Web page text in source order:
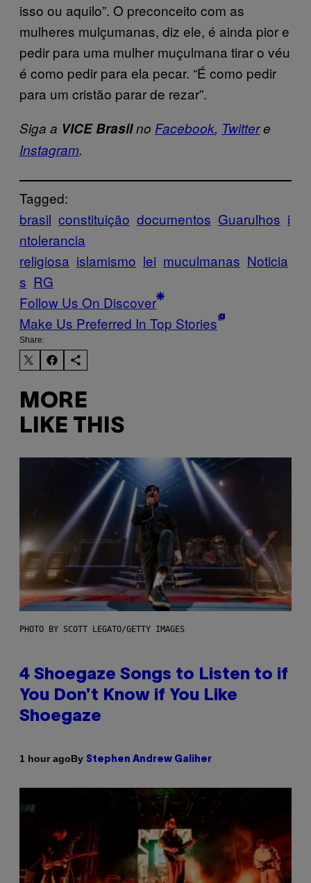
isso ou aquilo”. O preconceito com as
mulheres mulçumanas, diz ele, é ainda pior e
pedir para uma mulher muçulmana tirar o véu
é como pedir para ela pecar. “É como pedir
para um cristão parar de rezar”.
Siga a VICE Brasilno Facebook, Twittere
Instagram.
Tagged:
brasil constituição documentos Guarulhos i
ntolerancia
religiosa islamismo lei muculmanas Noticia
s RG
Follow Us On Discover
Make Us Preferred In Top Stories
Share:
MORE
LIKE THIS
PHOTO BY SCOTT LEGATO/GETTY IMAGES
4 Shoegaze Songs to Listen to if
You Don’t Know if You Like
Shoegaze
1 hour agoBy Stephen Andrew Galiher